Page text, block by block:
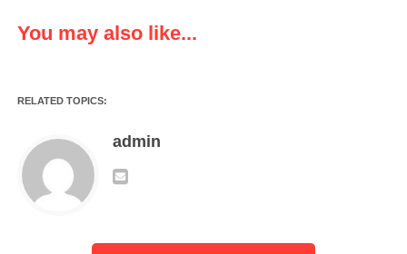
You may also like...
RELATED TOPICS:
admin